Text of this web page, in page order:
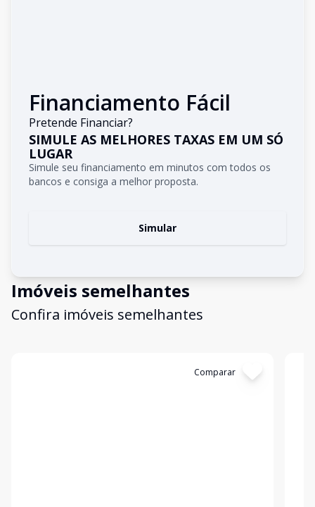
Financiamento Fácil
Pretende Financiar?
SIMULE AS MELHORES TAXAS EM UM SÓ
LUGAR
Simule seu financiamento em minutos com todos os
bancos e consiga a melhor proposta.
Simular
Imóveis semelhantes
Confira imóveis semelhantes
Comparar